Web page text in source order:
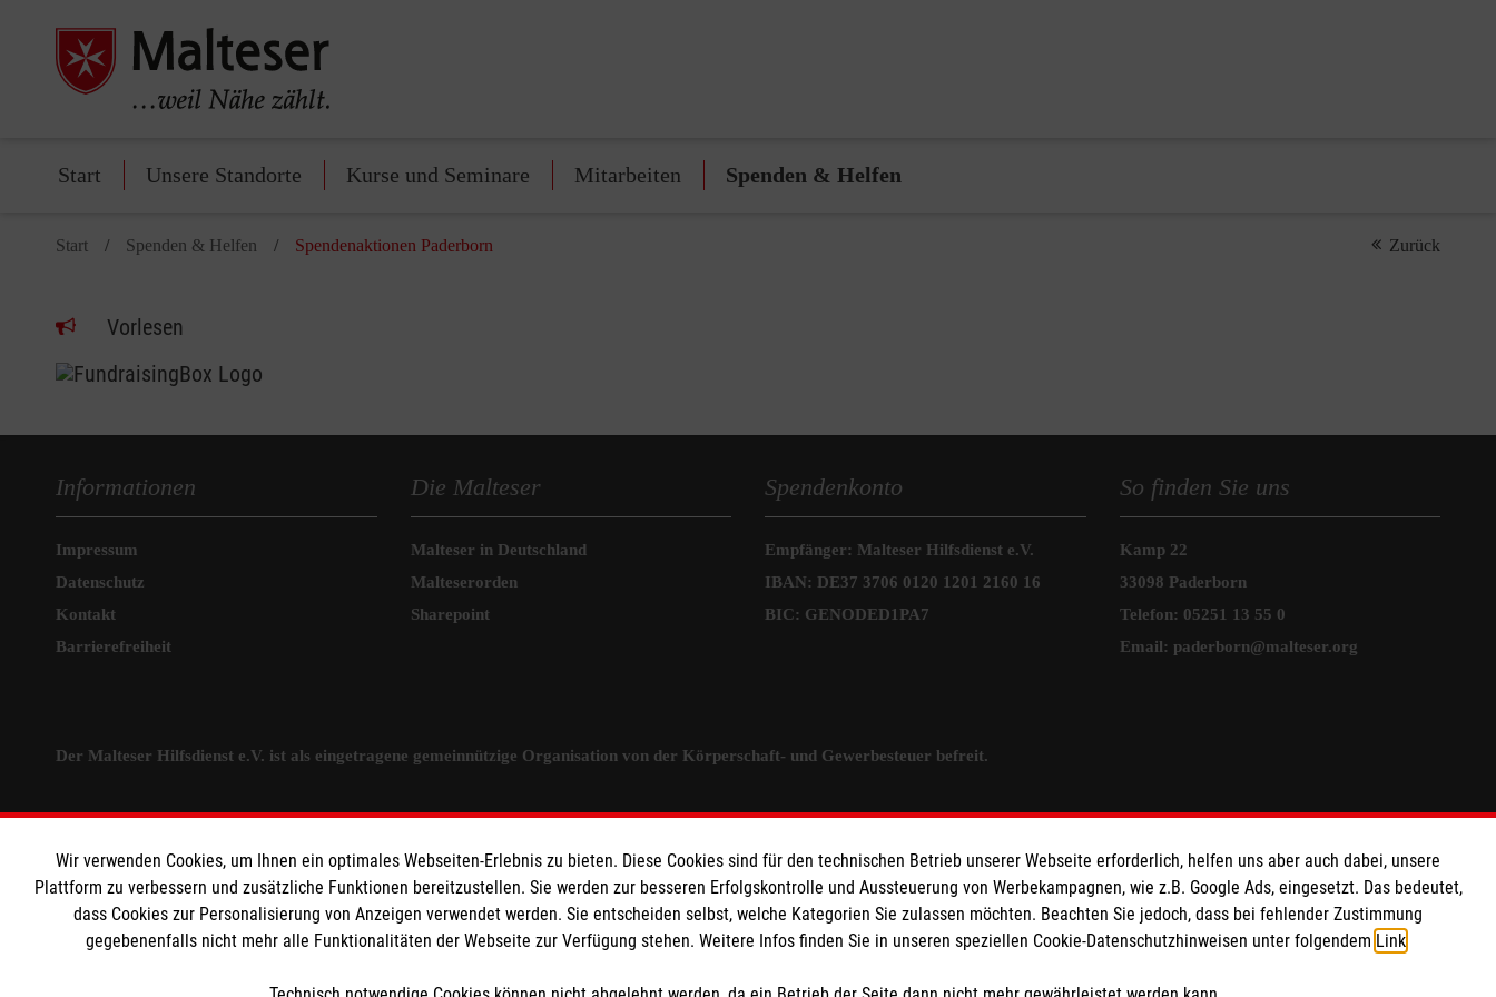
Start Unsere Standorte Kurse und Seminare Mitarbeiten Spenden & Helfen
Start Spenden & Helfen Spendenaktionen Paderborn Zurück
Vorlesen
Informationen
Impressum
Datenschutz
Kontakt
Barrierefreiheit
Die Malteser
Malteser in Deutschland
Malteserorden
Sharepoint
Spendenkonto
Empfänger: Malteser Hilfsdienst e.V.
IBAN: DE37 3706 0120 1201 2160 16
BIC: GENODED1PA7
So finden Sie uns
Kamp 22
33098 Paderborn
Telefon: 05251 13 55 0
Email: paderborn@malteser.org
Der Malteser Hilfsdienst e.V. ist als eingetragene gemeinnützige Organisation von der Körperschaft- und Gewerbesteuer befreit.
Wir verwenden Cookies, um Ihnen ein optimales Webseiten-Erlebnis zu bieten. Diese Cookies sind für den technischen Betrieb unserer Webseite erforderlich, helfen uns aber auch dabei, unsere
Plattform zu verbessern und zusätzliche Funktionen bereitzustellen. Sie werden zur besseren Erfolgskontrolle und Aussteuerung von Werbekampagnen, wie z.B. Google Ads, eingesetzt. Das bedeutet,
dass Cookies zur Personalisierung von Anzeigen verwendet werden. Sie entscheiden selbst, welche Kategorien Sie zulassen möchten. Beachten Sie jedoch, dass bei fehlender Zustimmung
gegebenenfalls nicht mehr alle Funktionalitäten der Webseite zur Verfügung stehen. Weitere Infos finden Sie in unseren speziellen Cookie-Datenschutzhinweisen unter folgendem Link